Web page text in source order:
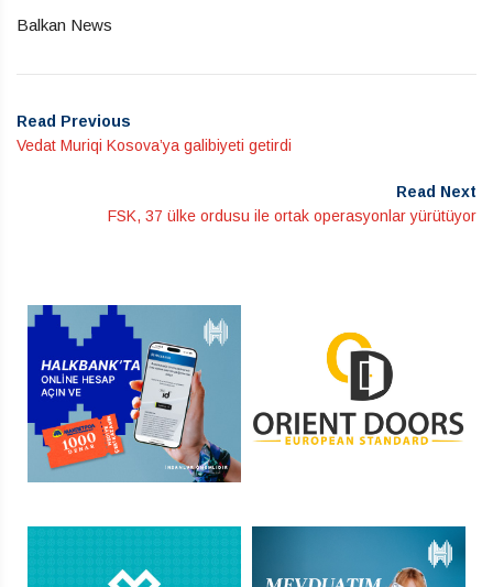
Balkan News
Read Previous
Vedat Muriqi Kosova’ya galibiyeti getirdi
Read Next
FSK, 37 ülke ordusu ile ortak operasyonlar yürütüyor